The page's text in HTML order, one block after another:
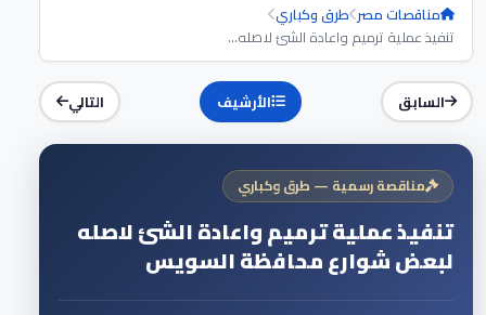
مناقصات مصر طرق وكباري
تنفيذ عملية ترميم واعادة الشئ لاصله...
السابق الأرشيف التالي
مناقصة رسمية — طرق وكباري
تنفيذ عملية ترميم واعادة الشئ لاصله
لبعض شوارع محافظة السويس